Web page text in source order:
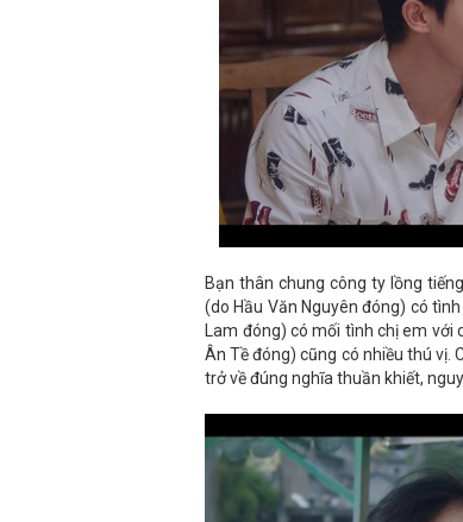
Bạn thân chung công ty lồng
(do Hầu Văn Nguyên đóng) có
Lam đóng) có mối tình chị em
Ân Tề đóng) cũng có nhiều thú vị.
trở về đúng nghĩa thuần khiết,